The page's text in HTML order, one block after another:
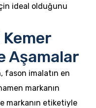
ideal olduğunu
Aşamalar
fason imalatın en
markanın
markanın etiketiyle